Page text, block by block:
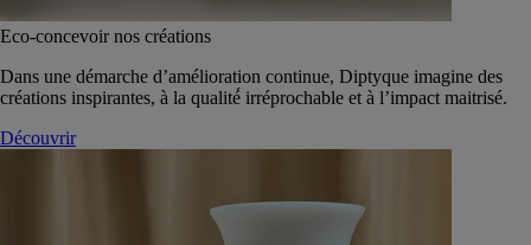
Eco-concevoir nos créations
Dans une démarche d’amélioration continue, Diptyque imagine des
créations inspirantes, à la qualité́ irréprochable et à l’impact maitrisé.
Découvrir